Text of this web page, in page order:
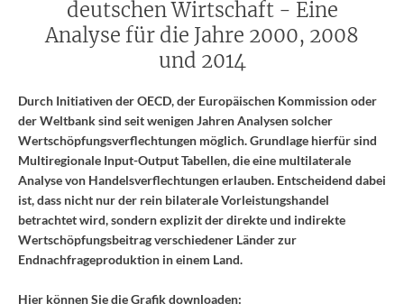
deutschen Wirtschaft - Eine
Analyse für die Jahre 2000, 2008
und 2014
Durch Initiativen der OECD, der Europäischen Kommission oder
der Weltbank sind seit wenigen Jahren Analysen solcher
Wertschöpfungsverflechtungen möglich. Grundlage hierfür sind
Multiregionale Input-Output Tabellen, die eine multilaterale
Analyse von Handelsverflechtungen erlauben. Entscheidend dabei
ist, dass nicht nur der rein bilaterale Vorleistungshandel
betrachtet wird, sondern explizit der direkte und indirekte
Wertschöpfungsbeitrag verschiedener Länder zur
Endnachfrageproduktion in einem Land.
Hier können Sie die Grafik downloaden: